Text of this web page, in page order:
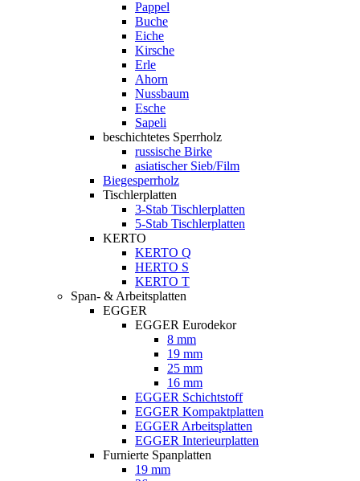
Pappel
Buche
Eiche
Kirsche
Erle
Ahorn
Nussbaum
Esche
Sapeli
beschichtetes Sperrholz
russische Birke
asiatischer Sieb/Film
Biegesperrholz
Tischlerplatten
3-Stab Tischlerplatten
5-Stab Tischlerplatten
KERTO
KERTO Q
HERTO S
KERTO T
Span- & Arbeitsplatten
EGGER
EGGER Eurodekor
8 mm
19 mm
25 mm
16 mm
EGGER Schichtstoff
EGGER Kompaktplatten
EGGER Arbeitsplatten
EGGER Interieurplatten
Furnierte Spanplatten
19 mm